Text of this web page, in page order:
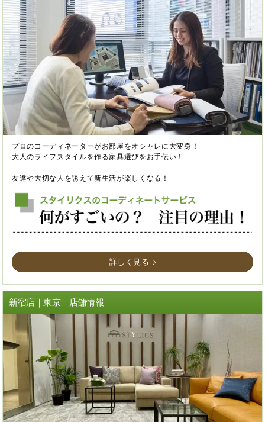
プロのコーディネーターがお部屋をオシャレに大変身！
大人のライフスタイルを作る家具選びをお手伝い！
友達や大切な人を誘えて新生活が楽しくなる！
詳しく見る
新宿店｜東京 店舗情報